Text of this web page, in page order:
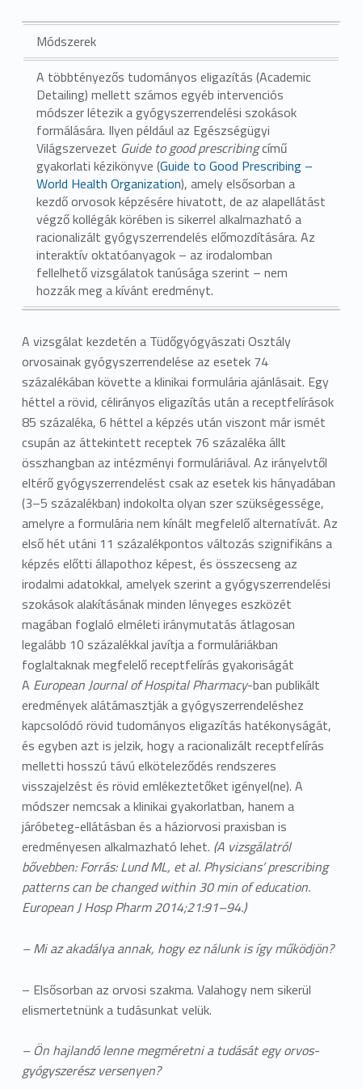
Módszerek
A többtényezős tudományos eligazítás (Academic
Detailing) mellett számos egyéb intervenciós
módszer létezik a gyógyszerrendelési szokások
formálására. Ilyen például az Egészségügyi
Világszervezet Guide to good prescribingcímű
gyakorlati kézikönyve (Guide to Good Prescribing –
World Health Organization), amely elsősorban a
kezdő orvosok képzésére hivatott, de az alapellátást
végző kollégák körében is sikerrel alkalmazható a
racionalizált gyógyszerrendelés előmozdítására. Az
interaktív oktatóanyagok – az irodalomban
fellelhető vizsgálatok tanúsága szerint – nem
hozzák meg a kívánt eredményt.
A vizsgálat kezdetén a Tüdőgyógyászati Osztály
orvosainak gyógyszerrendelése az esetek 74
százalékában követte a klinikai formulária ajánlásait. Egy
héttel a rövid, célirányos eligazítás után a receptfelírások
85 százaléka, 6 héttel a képzés után viszont már ismét
csupán az áttekintett receptek 76 százaléka állt
összhangban az intézményi formuláriával. Az irányelvtől
eltérő gyógyszerrendelést csak az esetek kis hányadában
(3–5 százalékban) indokolta olyan szer szükségessége,
amelyre a formulária nem kínált megfelelő alternatívát. Az
első hét utáni 11 százalékpontos változás szignifikáns a
képzés előtti állapothoz képest, és összecseng az
irodalmi adatokkal, amelyek szerint a gyógyszerrendelési
szokások alakításának minden lényeges eszközét
magában foglaló elméleti iránymutatás átlagosan
legalább 10 százalékkal javítja a formuláriákban
foglaltaknak megfelelő receptfelírás gyakoriságát
A European Journal of Hospital Pharmacy-ban publikált
eredmények alátámasztják a gyógyszerrendeléshez
kapcsolódó rövid tudományos eligazítás hatékonyságát,
és egyben azt is jelzik, hogy a racionalizált receptfelírás
melletti hosszú távú elköteleződés rendszeres
visszajelzést és rövid emlékeztetőket igényel(ne). A
módszer nemcsak a klinikai gyakorlatban, hanem a
járóbeteg-ellátásban és a háziorvosi praxisban is
eredményesen alkalmazható lehet. (A vizsgálatról
bővebben: Forrás: Lund ML, et al. Physicians’ prescribing
patterns can be changed within 30 min of education.
European J Hosp Pharm 2014;21:91–94.)
– Mi az akadálya annak, hogy ez nálunk is így működjön?
– Elsősorban az orvosi szakma. Valahogy nem sikerül
elismertetnünk a tudásunkat velük.
– Ön hajlandó lenne megméretni a tudását egy orvos-
gyógyszerész versenyen?